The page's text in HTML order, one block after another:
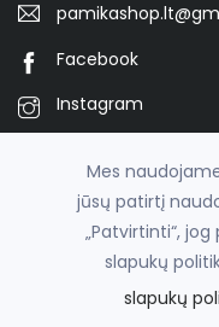
Facebook
Instagram
el.
Mes
jūsų patirtį
„Patvirtinti“,
slapukų
slapukų